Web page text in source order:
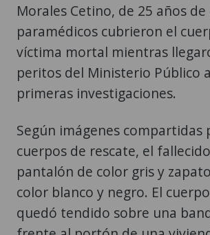
Morales Cetino, de 25 años de
paramédicos cubrieron el
víctima mortal mientras
peritos del Ministerio Público
primeras investigaciones.
Según imágenes compartidas
cuerpos de rescate, el
pantalón de color gris y
color blanco y negro. El
quedó tendido sobre una